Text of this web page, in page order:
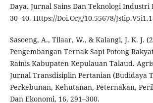
Daya. Jurnal Sains Dan Teknologi Industri
30–40. Https://Doi.Org/10.55678/
Sasoeng, A., Tilaar, W., & Kalangi, J. K. J.
Pengembangan Ternak Sapi Potong
Rainis Kabupaten Kepulauan Talaud.
Jurnal Transdisiplin Pertanian (Budidaya
Perkebunan, Kehutanan, Peternakan,
Dan Ekonomi, 16, 291–300.